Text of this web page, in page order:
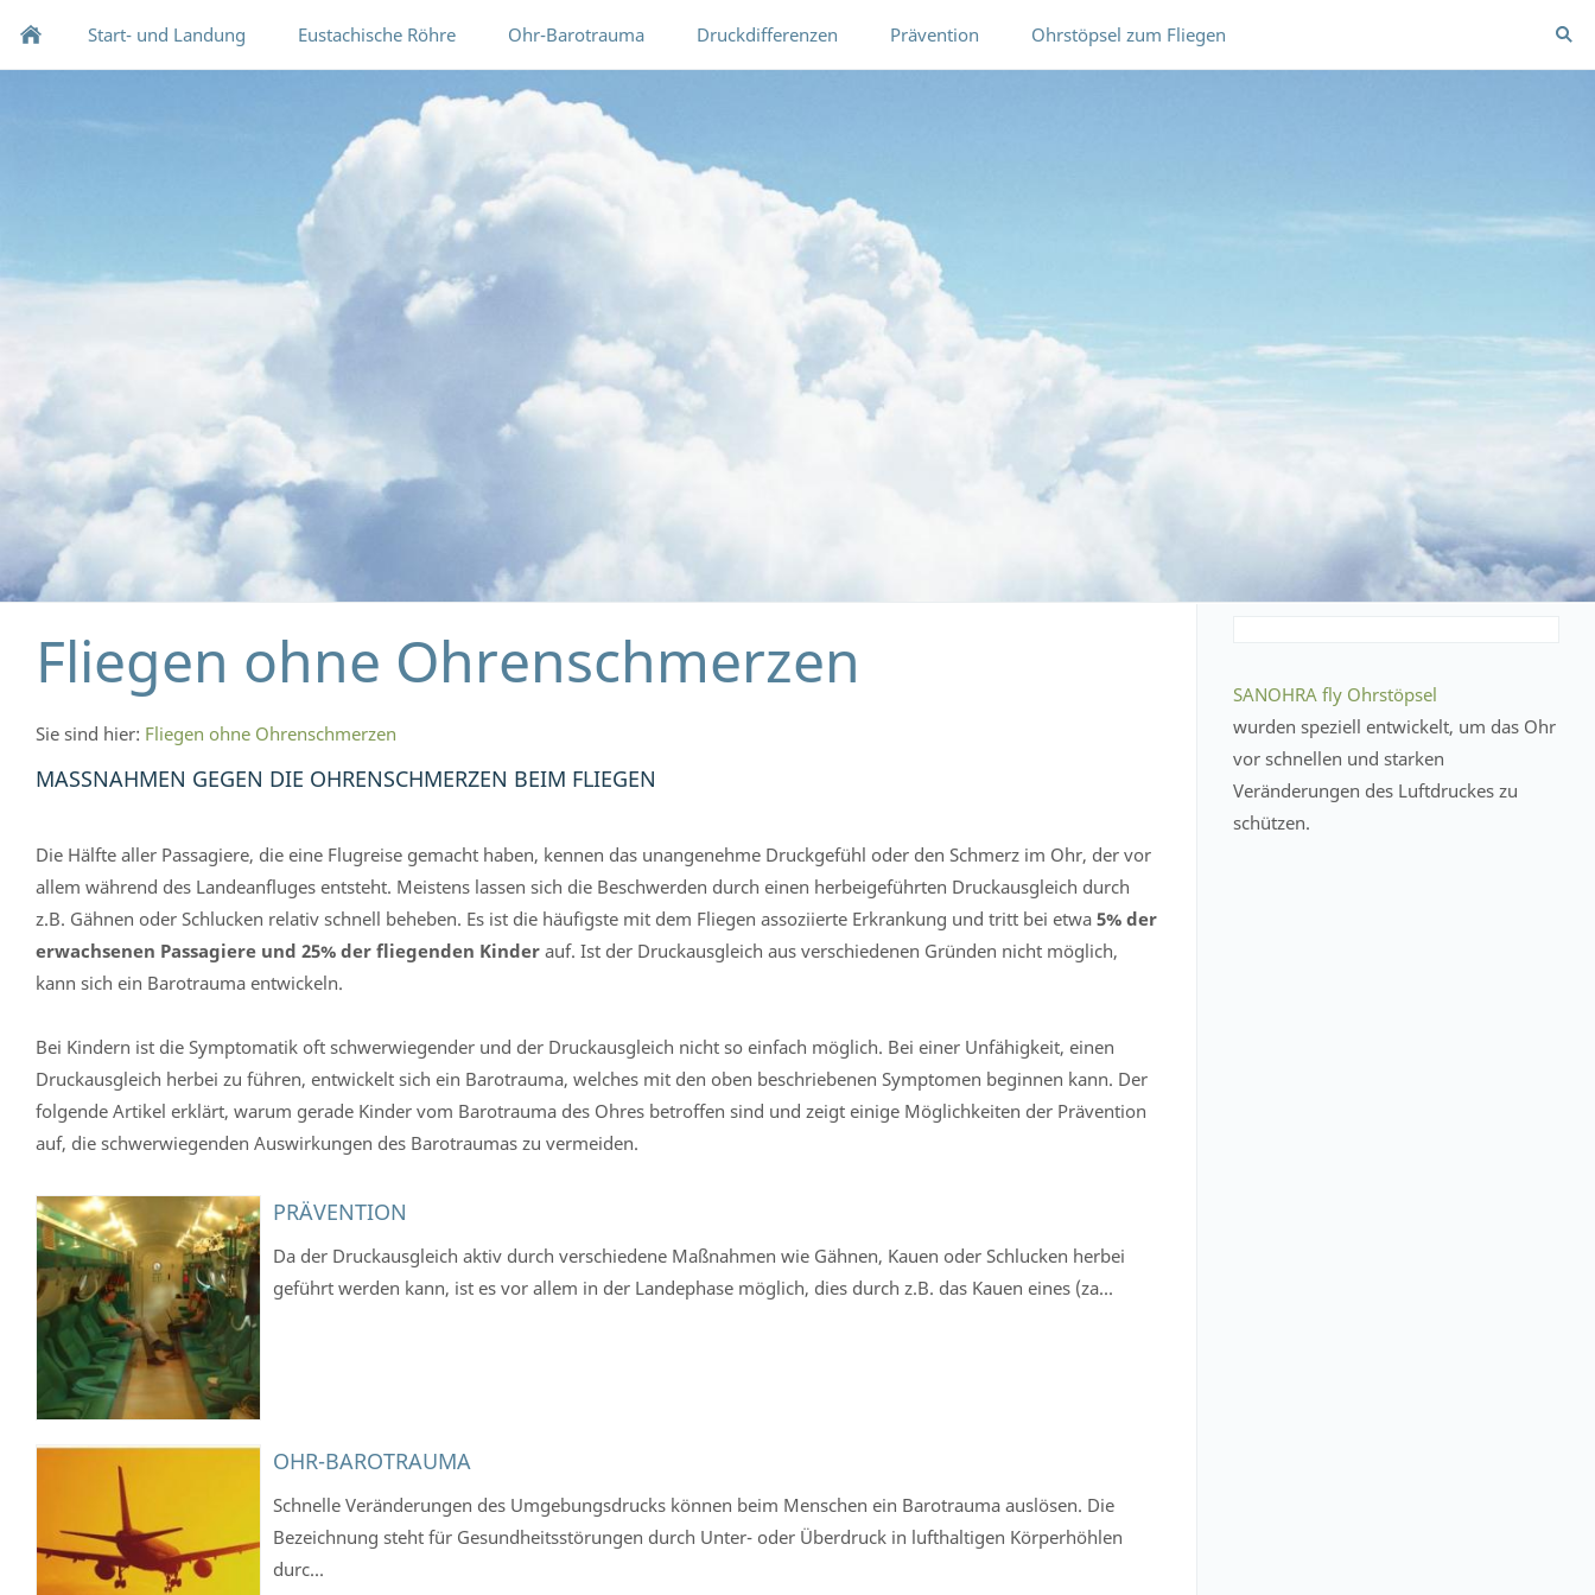
Start- und Landung Eustachische Röhre Ohr-Barotrauma Druckdifferenzen Prävention Ohrstöpsel zum Fliegen
Fliegen ohne Ohrenschmerzen
Sie sind hier: Fliegen ohne Ohrenschmerzen
MASSNAHMEN GEGEN DIE OHRENSCHMERZEN BEIM FLIEGEN
Die Hälfte aller Passagiere, die eine Flugreise gemacht haben, kennen das unangenehme Druckgefühl oder den Schmerz im Ohr, der vor
allem während des Landeanfluges entsteht. Meistens lassen sich die Beschwerden durch einen herbeigeführten Druckausgleich durch
z.B. Gähnen oder Schlucken relativ schnell beheben. Es ist die häufigste mit dem Fliegen assoziierte Erkrankung und tritt bei etwa 5% der
erwachsenen Passagiere und 25% der fliegenden Kinder auf. Ist der Druckausgleich aus verschiedenen Gründen nicht möglich,
kann sich ein Barotrauma entwickeln.
Bei Kindern ist die Symptomatik oft schwerwiegender und der Druckausgleich nicht so einfach möglich. Bei einer Unfähigkeit, einen
Druckausgleich herbei zu führen, entwickelt sich ein Barotrauma, welches mit den oben beschriebenen Symptomen beginnen kann. Der
folgende Artikel erklärt, warum gerade Kinder vom Barotrauma des Ohres betroffen sind und zeigt einige Möglichkeiten der Prävention
auf, die schwerwiegenden Auswirkungen des Barotraumas zu vermeiden.
PRÄVENTION
Da der Druckausgleich aktiv durch verschiedene Maßnahmen wie Gähnen, Kauen oder Schlucken herbei
geführt werden kann, ist es vor allem in der Landephase möglich, dies durch z.B. das Kauen eines (za...
OHR-BAROTRAUMA
Schnelle Veränderungen des Umgebungsdrucks können beim Menschen ein Barotrauma auslösen. Die
Bezeichnung steht für Gesundheitsstörungen durch Unter- oder Überdruck in lufthaltigen Körperhöhlen
durc...
SANOHRA fly Ohrstöpsel
wurden speziell entwickelt, um das Ohr
vor schnellen und starken
Veränderungen des Luftdruckes zu
schützen.